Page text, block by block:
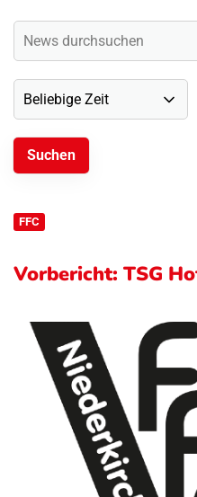
FFC
Vorbericht: TSG